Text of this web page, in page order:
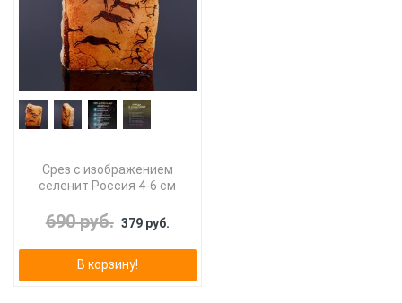
Срез с изображением
селенит Россия 4-6 см
690 руб. 379 руб.
В корзину!